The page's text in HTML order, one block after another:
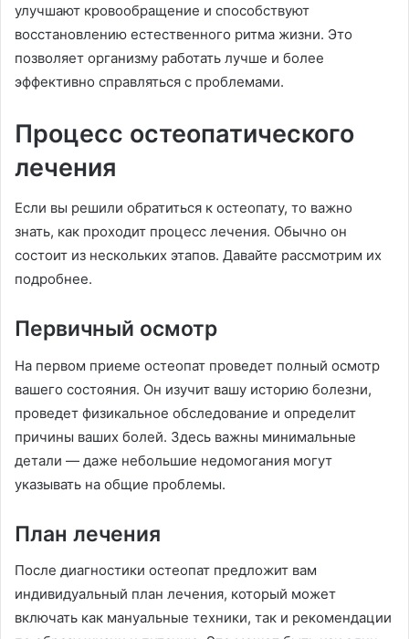
улучшают кровообращение и способствуют
восстановлению естественного ритма жизни. Это
позволяет организму работать лучше и более
эффективно справляться с проблемами.
Процесс остеопатического
лечения
Если вы решили обратиться к остеопату, то важно
знать, как проходит процесс лечения. Обычно он
состоит из нескольких этапов. Давайте рассмотрим их
подробнее.
Первичный осмотр
На первом приеме остеопат проведет полный осмотр
вашего состояния. Он изучит вашу историю болезни,
проведет физикальное обследование и определит
причины ваших болей. Здесь важны минимальные
детали — даже небольшие недомогания могут
указывать на общие проблемы.
План лечения
После диагностики остеопат предложит вам
индивидуальный план лечения, который может
включать как мануальные техники, так и рекомендации